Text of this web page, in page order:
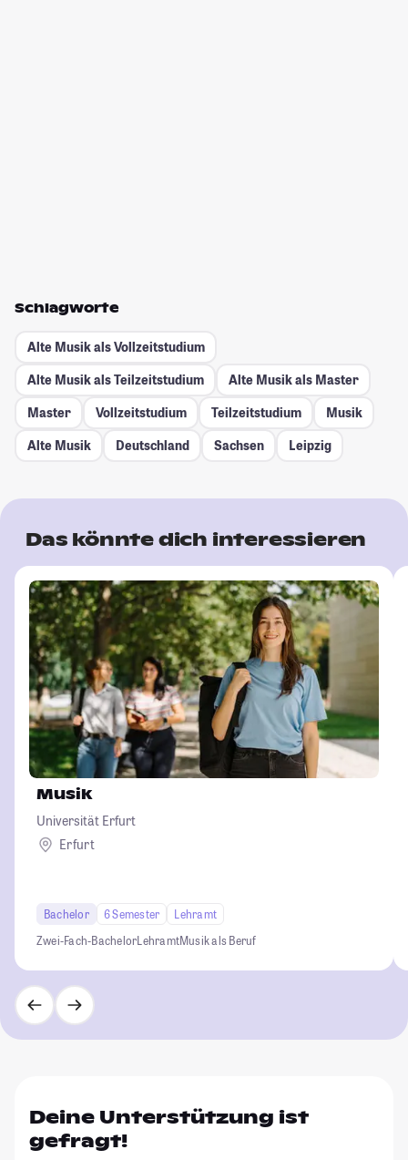
Schlagworte
Alte Musik als Vollzeitstudium
Alte Musik als Teilzeitstudium
Alte Musik als Master
Master
Vollzeitstudium Teilzeitstudium
Musik
Alte Musik
Deutschland Sachsen Leipzig
Das könnte dich interessieren
Musik
Universität Erfurt
Erfurt
Bachelor 6 Semester
Lehramt
Zwei-Fach-BachelorLehramtMusik als Beruf
Deine Unterstützung ist
gefragt!